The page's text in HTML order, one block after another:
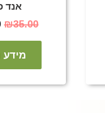
אנד
₪35.00
מידע